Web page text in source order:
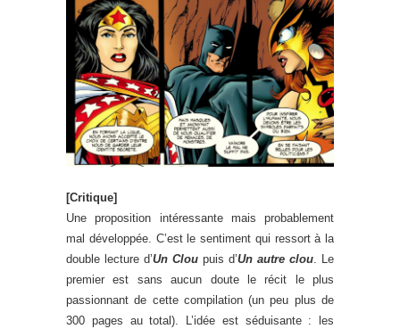
[Critique]
Une proposition intéressante mais probablement
mal développée. C’est le sentiment qui ressort à la
double lecture d’Un Clou puis d’Un autre clou. Le
premier est sans aucun doute le récit le plus
passionnant de cette compilation (un peu plus de
300 pages au total). L’idée est séduisante : les